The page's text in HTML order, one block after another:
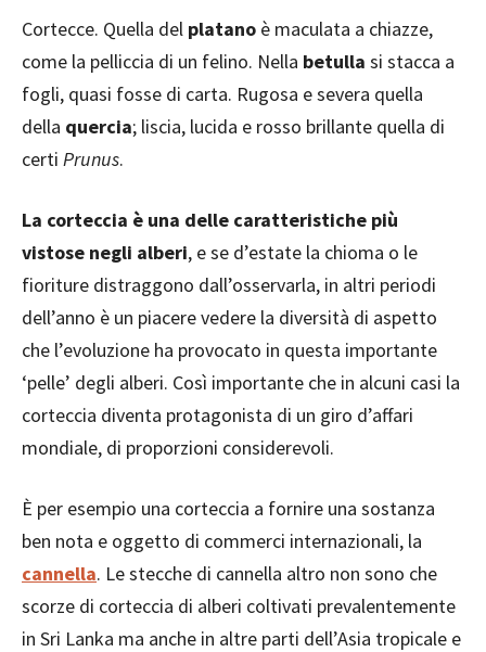
Cortecce. Quella del platano è maculata a chiazze,
come la pelliccia di un felino. Nella betulla si stacca a
fogli, quasi fosse di carta. Rugosa e severa quella
della quercia; liscia, lucida e rosso brillante quella di
certi Prunus.
La corteccia è una delle caratteristiche più
vistose negli alberi, e se d’estate la chioma o le
fioriture distraggono dall’osservarla, in altri periodi
dell’anno è un piacere vedere la diversità di aspetto
che l’evoluzione ha provocato in questa importante
‘pelle’ degli alberi. Così importante che in alcuni casi la
corteccia diventa protagonista di un giro d’affari
mondiale, di proporzioni considerevoli.
È per esempio una corteccia a fornire una sostanza
ben nota e oggetto di commerci internazionali, la
cannella. Le stecche di cannella altro non sono che
scorze di corteccia di alberi coltivati prevalentemente
in Sri Lanka ma anche in altre parti dell’Asia tropicale e